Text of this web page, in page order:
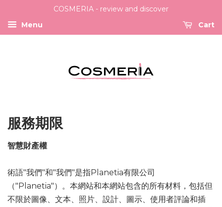
COSMERIA - review and discover
Menu
Cart
服務期限
智慧財產權
術語"我們"和"我們"是指Planetia有限公司
（"Planetia"）。本網站和本網站包含的所有材料，包括但
不限於圖像、文本、照片、設計、圖示、使用者評論和插